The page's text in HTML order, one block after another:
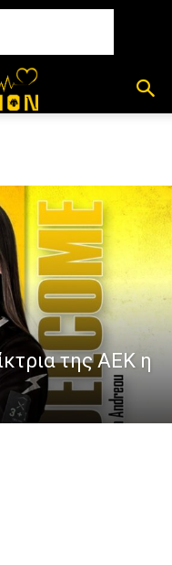
της ΑΕΚ η